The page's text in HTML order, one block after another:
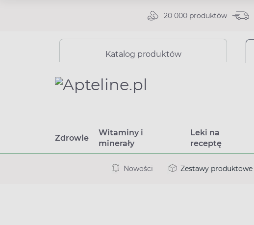
20 000 produktów
Katalog produktów
Zdrowie
Witaminy i
minerały
Leki na
receptę
Nowości Zestawy produktowe